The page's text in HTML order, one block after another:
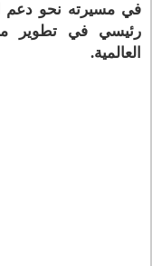
في مسيرته نحو دعم
رئيسي في تطوير
العالمية.